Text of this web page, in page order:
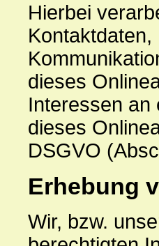
Hierbei
dieses
Interessen an
dieses
DSGVO
Erhebung
Wir, bzw.